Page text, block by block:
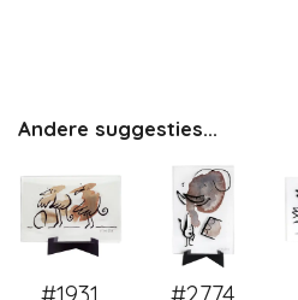
Andere suggesties...